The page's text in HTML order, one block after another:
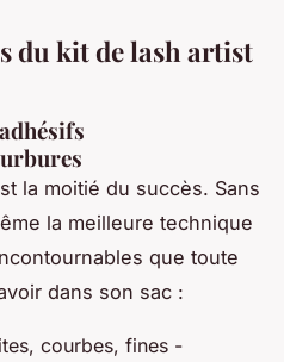
du kit de lash artist
la moitié du succès. Sans
la meilleure technique
que toute
dans son sac :
courbes, fines -